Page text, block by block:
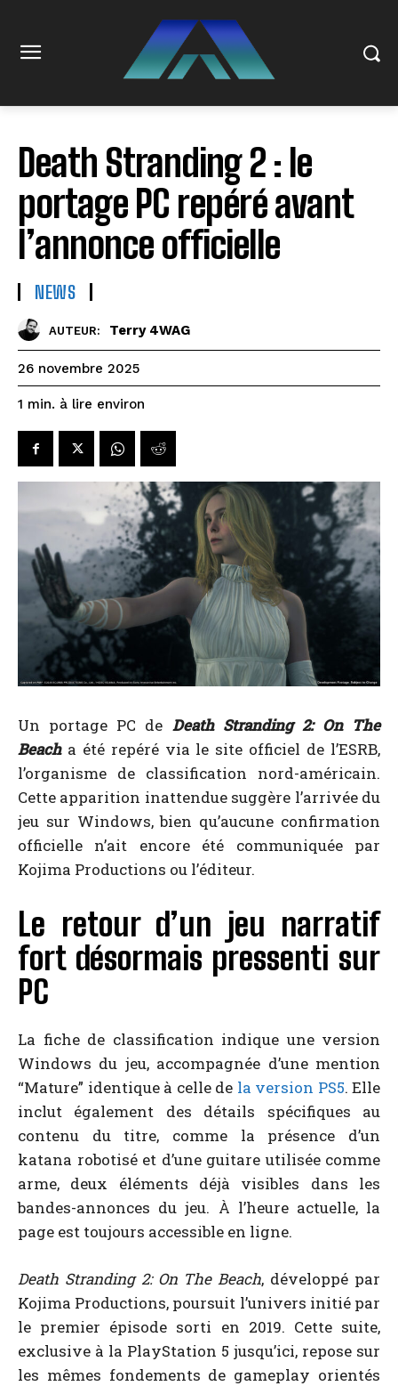
Death Stranding 2 : le
portage PC repéré avant
l’annonce officielle
NEWS
AUTEUR: Terry 4WAG
26 novembre 2025
1 min. à lire environ
Un portage PC de Death Stranding 2: On The
Beacha été repéré via le site officiel de l’ESRB,
l’organisme de classification nord-américain.
Cette apparition inattendue suggère l’arrivée du
jeu sur Windows, bien qu’aucune confirmation
officielle n’ait encore été communiquée par
Kojima Productions ou l’éditeur.
Le retour d’un jeu narratif
fort désormais pressenti sur
PC
La fiche de classification indique une version
Windows du jeu, accompagnée d’une mention
“Mature” identique à celle de la version PS5. Elle
inclut également des détails spécifiques au
contenu du titre, comme la présence d’un
katana robotisé et d’une guitare utilisée comme
arme, deux éléments déjà visibles dans les
bandes-annonces du jeu. À l’heure actuelle, la
page est toujours accessible en ligne.
Death Stranding 2: On The Beach, développé par
Kojima Productions, poursuit l’univers initié par
le premier épisode sorti en 2019. Cette suite,
exclusive à la PlayStation 5 jusqu’ici, repose sur
les mêmes fondements de gameplay orientés